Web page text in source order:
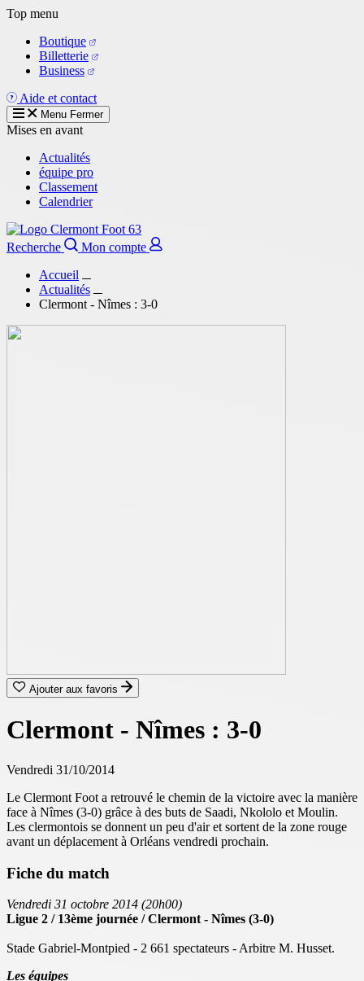
Aller
contenu
principal
Top menu
Boutique
Billetterie
Business
Aide et contact
Menu Fermer
Mises en avant
Actualités
équipe pro
Classement
Calendrier
Recherche
Mon compte
Accueil
Actualités
Clermont - Nîmes : 3-0
Ajouter aux favoris
Clermont - Nîmes : 3-0
Vendredi 31/10/2014
Le Clermont Foot a retrouvé le chemin de la victoire avec la manière
face à Nîmes (3-0) grâce à des buts de Saadi, Nkololo et Moulin.
Les clermontois se donnent un peu d'air et sortent de la zone rouge
avant un déplacement à Orléans vendredi prochain.
Fiche du match
Vendredi 31 octobre 2014 (20h00)
Ligue 2 / 13ème journée / Clermont - Nîmes (3-0)
Stade Gabriel-Montpied - 2 661 spectateurs - Arbitre M. Husset.
Les équipes